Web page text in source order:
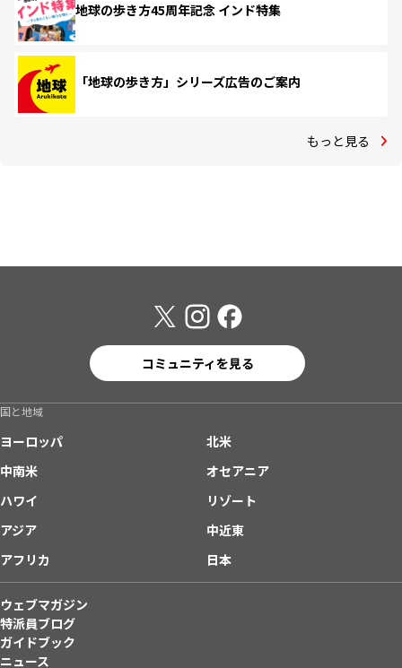
地球の歩き方45周年記念 インド特集
「地球の歩き方」シリーズ広告のご案内
もっと見る
コミュニティを見る
国と地域
ヨーロッパ
北米
中南米
オセアニア
ハワイ
リゾート
アジア
中近東
アフリカ
日本
ウェブマガジン
特派員ブログ
ガイドブック
ニュース